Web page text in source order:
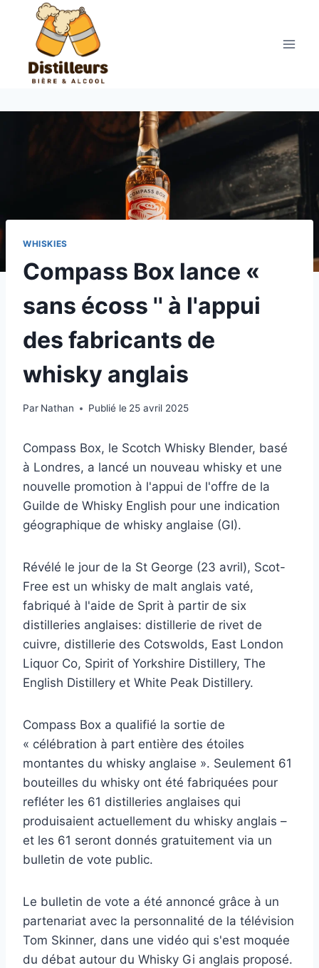
contenu
WHISKIES
Compass Box lance «
sans écoss '' à l'appui
des fabricants de
whisky anglais
Par Nathan Publié le 25 avril 2025
Compass Box, le Scotch Whisky Blender, basé
à Londres, a lancé un nouveau whisky et une
nouvelle promotion à l'appui de l'offre de la
Guilde de Whisky English pour une indication
géographique de whisky anglaise (GI).
Révélé le jour de la St George (23 avril), Scot-
Free est un whisky de malt anglais vaté,
fabriqué à l'aide de Sprit à partir de six
distilleries anglaises: distillerie de rivet de
cuivre, distillerie des Cotswolds, East London
Liquor Co, Spirit of Yorkshire Distillery, The
English Distillery et White Peak Distillery.
Compass Box a qualifié la sortie de
« célébration à part entière des étoiles
montantes du whisky anglaise ». Seulement 61
bouteilles du whisky ont été fabriquées pour
refléter les 61 distilleries anglaises qui
produisaient actuellement du whisky anglais –
et les 61 seront donnés gratuitement via un
bulletin de vote public.
Le bulletin de vote a été annoncé grâce à un
partenariat avec la personnalité de la télévision
Tom Skinner, dans une vidéo qui s'est moquée
du débat autour du Whisky Gi anglais proposé.